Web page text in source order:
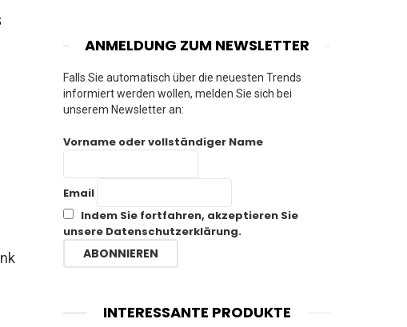
ANMELDUNG ZUM NEWSLETTER
Falls Sie automatisch über die neuesten Trends
informiert werden wollen, melden Sie sich bei
unserem Newsletter an:
Vorname oder vollständiger Name
Email
Indem Sie fortfahren, akzeptieren Sie
unsere Datenschutzerklärung.
INTERESSANTE PRODUKTE